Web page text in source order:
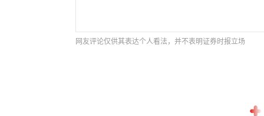
网友评论仅供其表达个人看法，并不表明证券时报立场